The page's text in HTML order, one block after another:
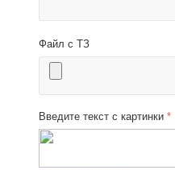
Файл с ТЗ
Введите текст с картинки *